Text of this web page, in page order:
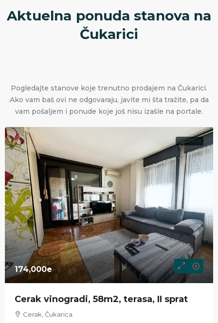
Aktuelna ponuda stanova na
Čukarici
Pogledajte stanove koje trenutno prodajem na Čukarici.
Ako vam baš ovi ne odgovaraju, javite mi šta tražite, pa da
vam pošaljem i ponude koje još nisu izašle na portale.
PRODAJA
174,000e
Cerak vinogradi, 58m2, terasa, II sprat
Cerak, Čukarica